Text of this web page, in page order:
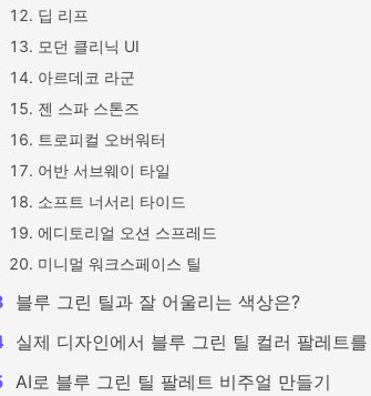
딥 리프
모던 클리닉 UI
아르데코 라군
젠 스파 스톤즈
트로피컬 오버워터
어반 서브웨이 타일
소프트 너서리 타이드
에디토리얼 오션 스프레드
미니멀 워크스페이스 틸
블루 그린 틸과 잘 어울리는 색상은?
실제 디자인에서 블루 그린 틸 컬러 팔레트
AI로 블루 그린 틸 팔레트 비주얼 만들기